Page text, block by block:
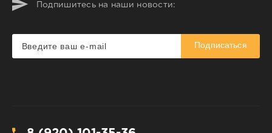
Подпишитесь на наши новости:
Подписаться